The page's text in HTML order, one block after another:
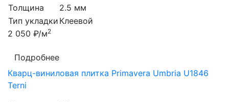
Толщина
2.5 мм
Тип укладки Клеевой
2 050 ₽/м2
Подробнее
Кварц-виниловая плитка Primavera Umbria U1846
Terni